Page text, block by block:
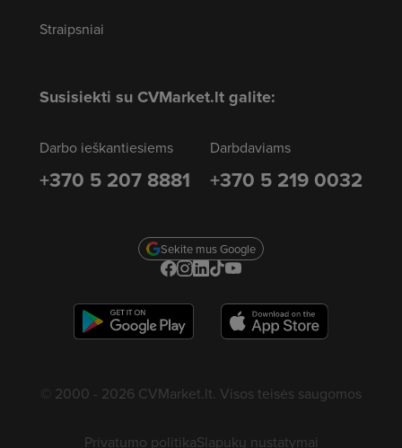
Straipsniai
Susisiekti su CVMarket.lt galite:
Darbo ieškantiesiems
+370 5 207 8881
Darbdaviams
+370 5 219 0032
Sekite mus Google
© 2000 - 2026 CVMarket.lt. Visos teisės saugomos
Privatumo politikaSlapukų nustatymai